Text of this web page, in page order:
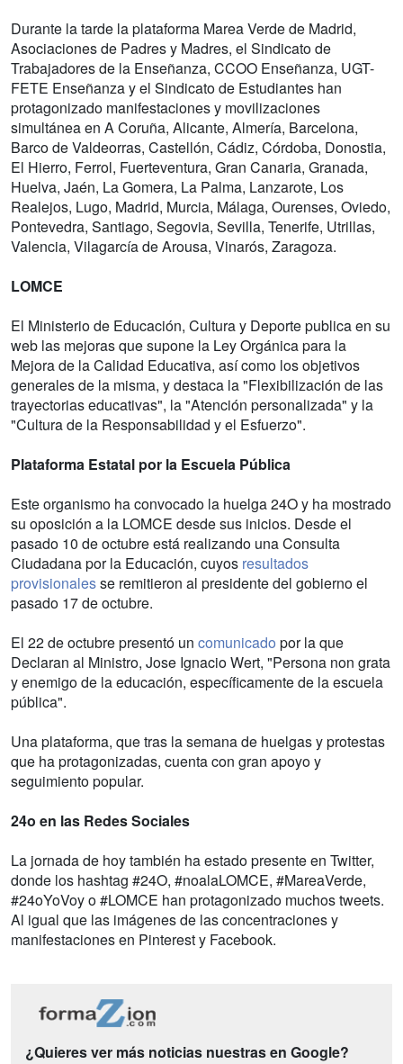
Durante la tarde la plataforma Marea Verde de Madrid,
Asociaciones de Padres y Madres, el Sindicato de
Trabajadores de la Enseñanza, CCOO Enseñanza, UGT-
FETE Enseñanza y el Sindicato de Estudiantes han
protagonizado manifestaciones y movilizaciones
simultánea en A Coruña, Alicante, Almería, Barcelona,
Barco de Valdeorras, Castellón, Cádiz, Córdoba, Donostia,
El Hierro, Ferrol, Fuerteventura, Gran Canaria, Granada,
Huelva, Jaén, La Gomera, La Palma, Lanzarote, Los
Realejos, Lugo, Madrid, Murcia, Málaga, Ourenses, Oviedo,
Pontevedra, Santiago, Segovia, Sevilla, Tenerife, Utrillas,
Valencia, Vilagarcía de Arousa, Vinarós, Zaragoza.
LOMCE
El Ministerio de Educación, Cultura y Deporte publica en su
web las mejoras que supone la Ley Orgánica para la
Mejora de la Calidad Educativa, así como los objetivos
generales de la misma, y destaca la "Flexibilización de las
trayectorias educativas", la "Atención personalizada" y la
"Cultura de la Responsabilidad y el Esfuerzo".
Plataforma Estatal por la Escuela Pública
Este organismo ha convocado la huelga 24O y ha mostrado
su oposición a la LOMCE desde sus inicios. Desde el
pasado 10 de octubre está realizando una Consulta
Ciudadana por la Educación, cuyos resultados
provisionalesse remitieron al presidente del gobierno el
pasado 17 de octubre.
El 22 de octubre presentó un comunicado por la que
Declaran al Ministro, Jose Ignacio Wert, "Persona non grata
y enemigo de la educación, específicamente de la escuela
pública".
Una plataforma, que tras la semana de huelgas y protestas
que ha protagonizadas, cuenta con gran apoyo y
seguimiento popular.
24o en las Redes Sociales
La jornada de hoy también ha estado presente en Twitter,
donde los hashtag #24O, #noalaLOMCE, #MareaVerde,
#24oYoVoy o #LOMCE han protagonizado muchos tweets.
Al igual que las imágenes de las concentraciones y
manifestaciones en Pinterest y Facebook.
¿Quieres ver más noticias nuestras en Google?